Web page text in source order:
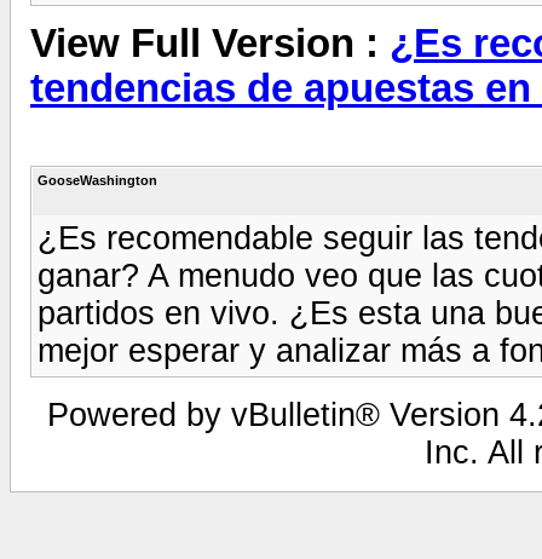
View Full Version : ¿Es
tendencias de apuestas
GooseWashington
¿Es recomendable seguir las
ganar? A menudo veo que las
partidos en vivo. ¿Es esta una
mejor esperar y analizar más a
Powered by vBulletin® Version
Inc. All